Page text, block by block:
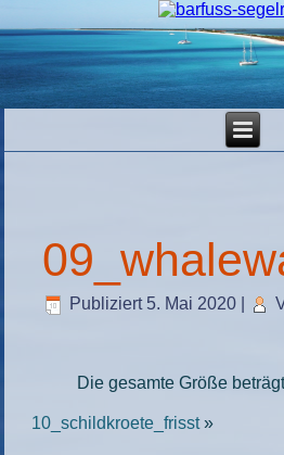
Publiziert 5. Mai 2020
Die gesamte Größe
10_schildkroete_frisst»